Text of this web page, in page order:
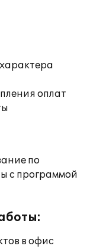
оплат
по
с программой
в офис